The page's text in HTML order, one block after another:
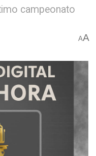
campeonato
AA